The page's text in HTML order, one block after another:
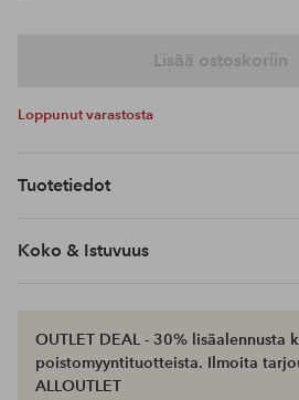
Lisää ostoskoriin
Loppunut varastosta
Tuotetiedot
Koko & Istuvuus
OUTLET DEAL - 30% lisäalennusta
poistomyyntituotteista. Ilmoita
ALLOUTLET